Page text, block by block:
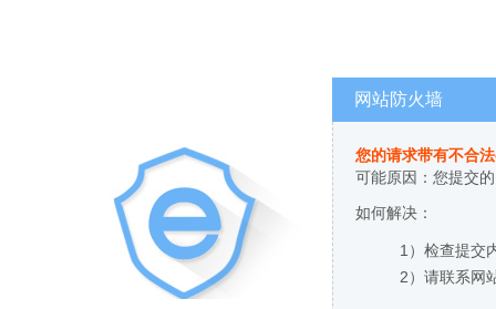
网站防火墙
您的请求带有不合
可能原因：您提交
如何解决：
1）检查提交
2）请联系网